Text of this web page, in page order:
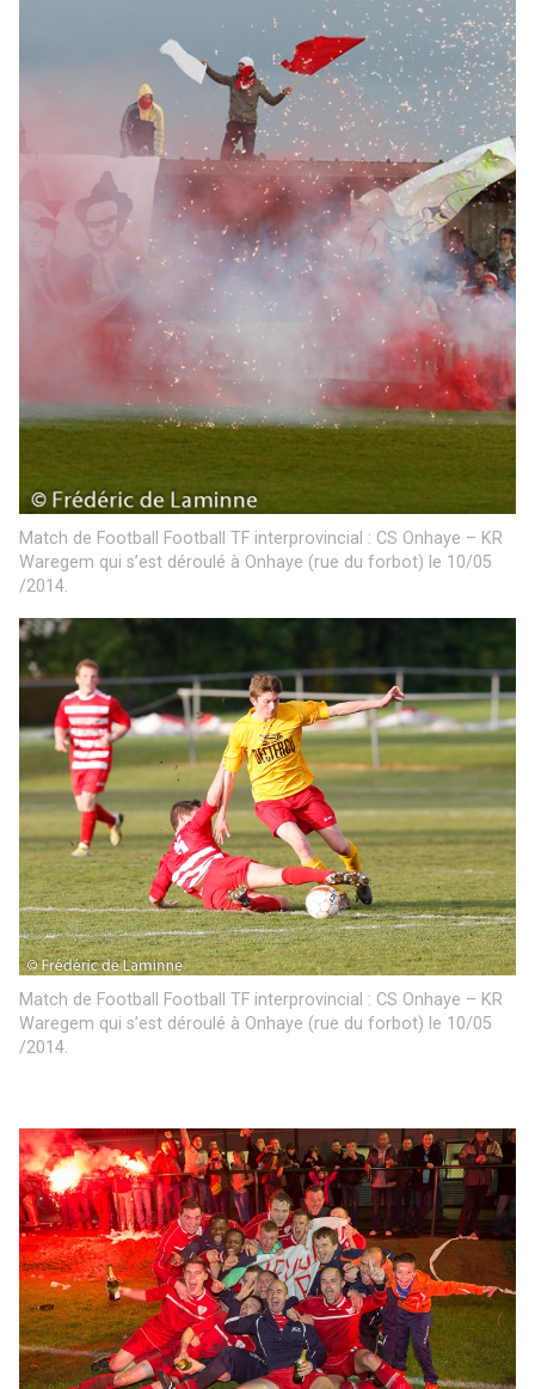
Match de Football Football TF interprovincial : CS Onhaye – KR
Waregem qui s’est déroulé à Onhaye (rue du forbot) le 10/05
/2014.
Match de Football Football TF interprovincial : CS Onhaye – KR
Waregem qui s’est déroulé à Onhaye (rue du forbot) le 10/05
/2014.